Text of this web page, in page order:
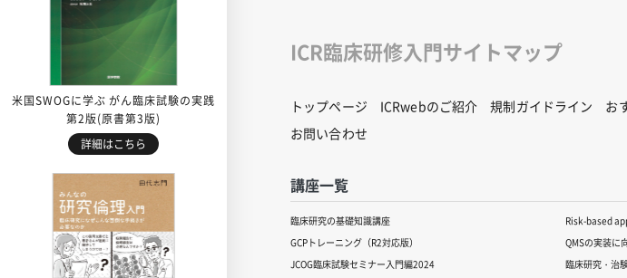
米国SWOGに学ぶ がん臨床試験の実践
第2版(原書第3版)
詳細はこちら
ICR臨床研修入門サイトマップ
トップページ ICRwebのご紹介 規制ガイドライン お
お問い合わせ
講座一覧
臨床研究の基礎知識講座
GCPトレーニング（R2対応版）
JCOG臨床試験セミナー入門編2024
Risk-based
QMSの実装に
臨床研究・治